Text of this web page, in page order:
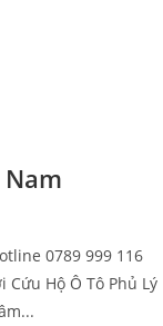
Nam
0789 999 116
Hộ Ô Tô Phủ Lý